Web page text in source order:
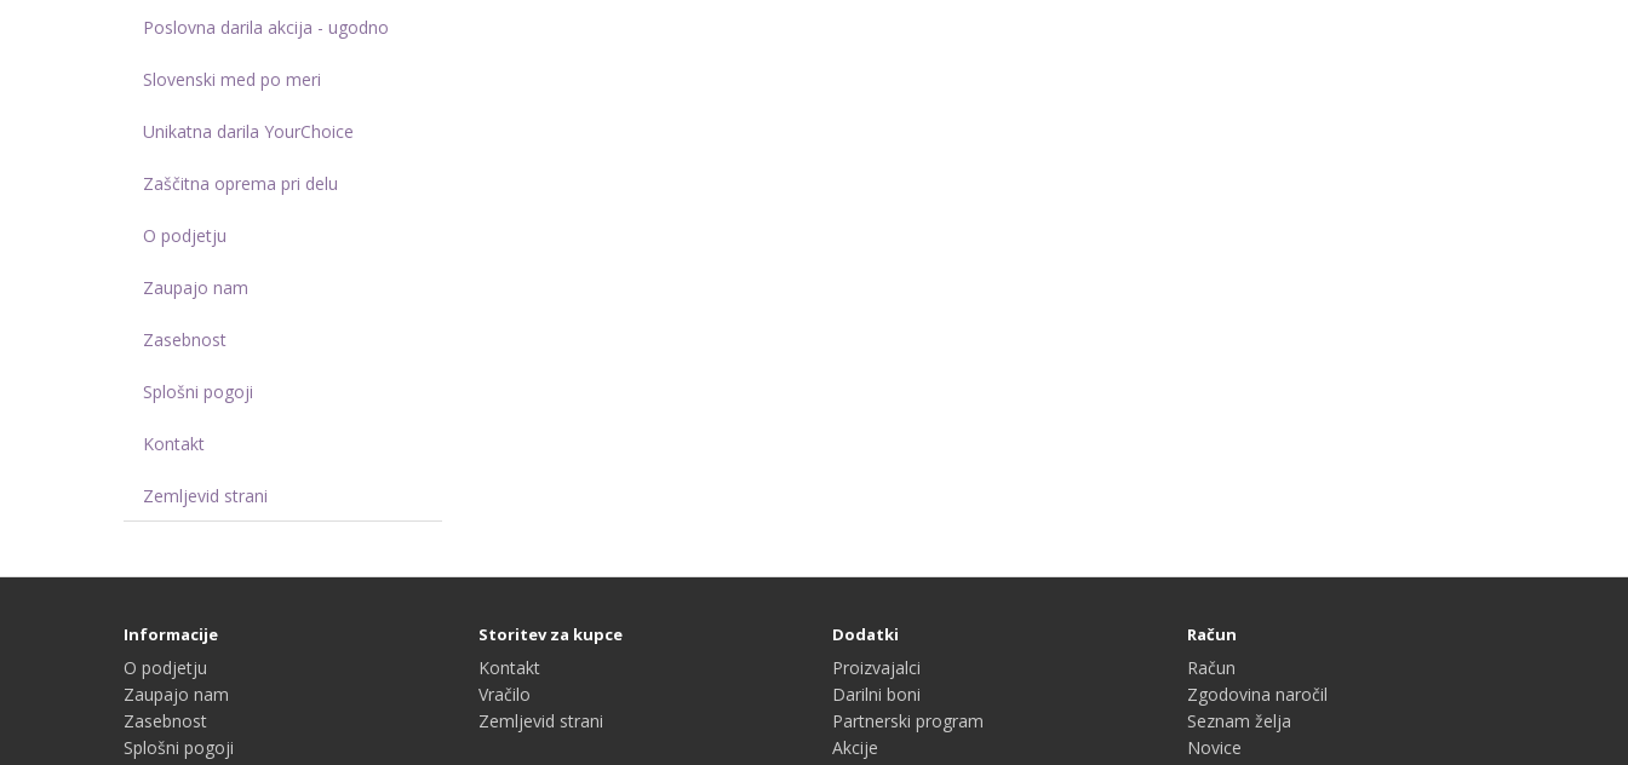
Poslovna darila akcija - ugodno
Slovenski med po meri
Unikatna darila YourChoice
Zaščitna oprema pri delu
O podjetju
Zaupajo nam
Zasebnost
Splošni pogoji
Kontakt
Zemljevid strani
Informacije
O podjetju
Zaupajo nam
Zasebnost
Splošni pogoji
Storitev za kupce
Kontakt
Vračilo
Zemljevid strani
Dodatki
Proizvajalci
Darilni boni
Partnerski program
Akcije
Račun
Račun
Zgodovina naročil
Seznam želja
Novice